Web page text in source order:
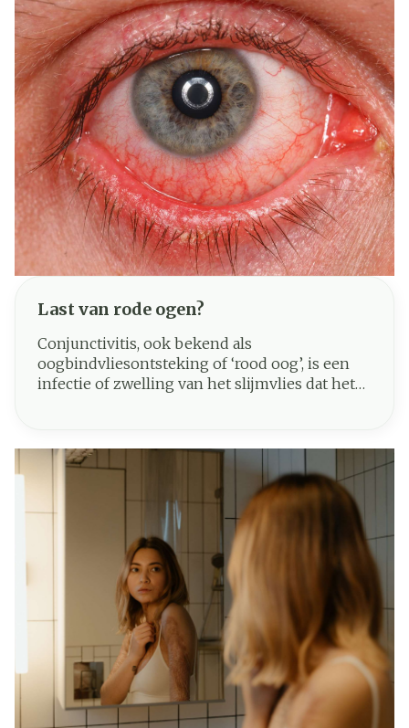
Last van rode ogen?
Conjunctivitis, ook bekend als
oogbindvliesontsteking of ‘rood oog’, is een
infectie of zwelling van het slijmvlies dat het
en raken ze ontstoken. Dit geeft het oog een
rode kleur die vaak op conjunctivitis wijst.